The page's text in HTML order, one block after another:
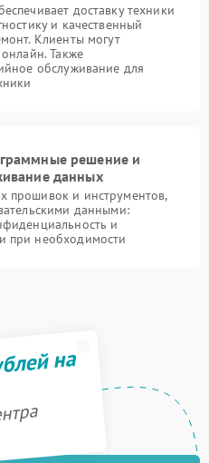
доставку техники
и качественный
Клиенты могут
Также
обслуживание для
решение и
данных
прошивок и инструментов,
данными:
и
при необходимости
на